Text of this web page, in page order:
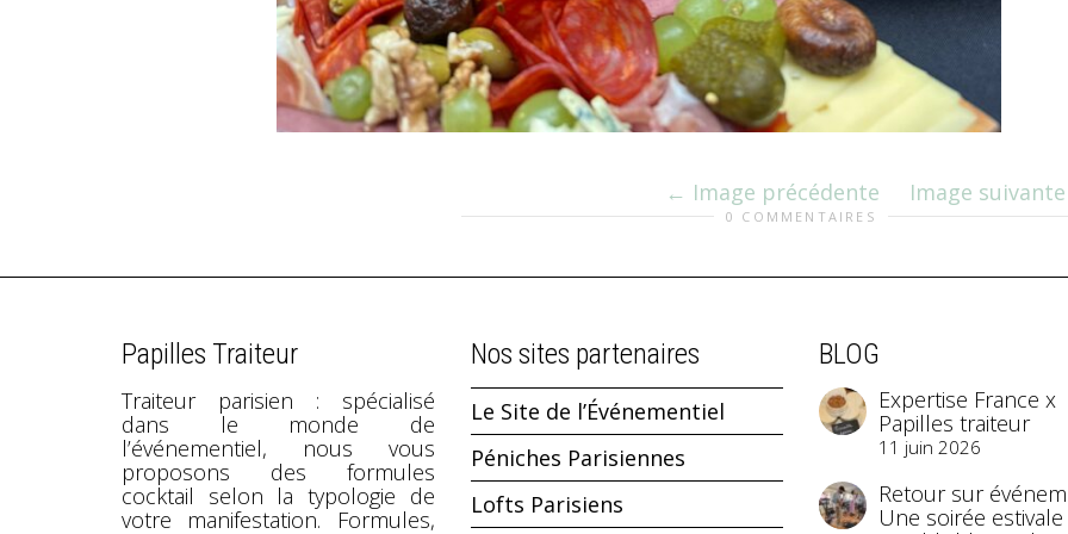
Image précédente Image suivante
0 COMMENTAIRES
Papilles Traiteur
Traiteur parisien : spécialisé
dans le monde de
l’événementiel, nous vous
proposons des formules
cocktail selon la typologie de
votre manifestation. Formules,
Nos sites partenaires
Le Site de l’Événementiel
Péniches Parisiennes
Lofts Parisiens
BLOG
Expertise France x
Papilles traiteur
11 juin 2026
Retour sur
Une soirée estivale